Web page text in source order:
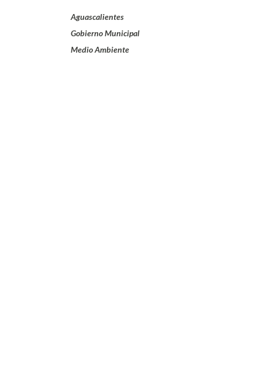
Aguascalientes
Gobierno Municipal
Medio Ambiente